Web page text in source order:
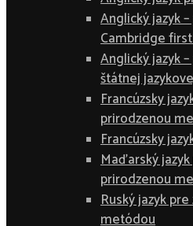
Anglický jazyk
Cambridge
Anglický jazyk
štátnej
Francúzsky
prirodzenou
Francúzsky
Maďarský
prirodzenou
Ruský jazyk
metódou